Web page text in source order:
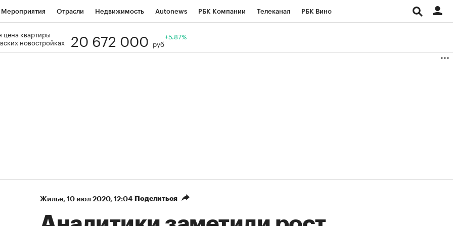
Мероприятия Отрасли Недвижимость Autonews РБК Компании Телеканал РБК Вино
Визионеры
цена квартиры
новостройках
20 672 000 руб
+5.87%
Жилье⁠, 10 июл 2020, 12:04 Поделиться